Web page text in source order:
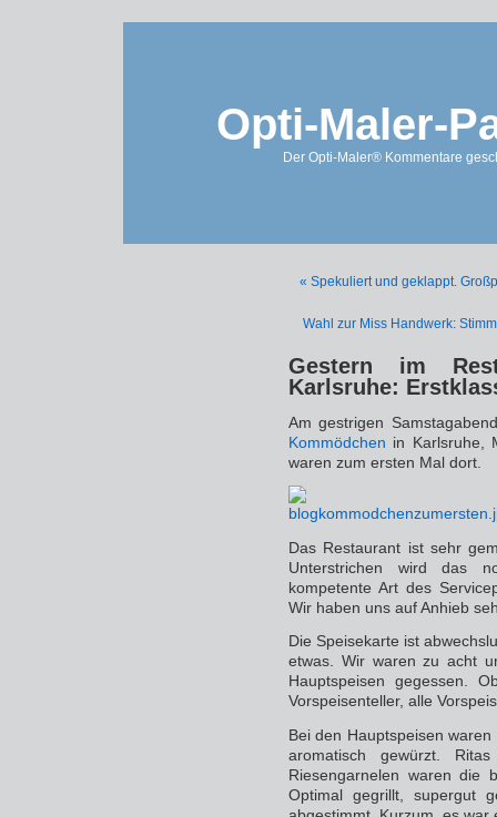
Opti-Maler-
Der Opti-Maler® Kommentare
« Spekuliert und geklappt.
Wahl zur Miss Handwerk:
Gestern im
Karlsruhe:
Am gestrigen
Kommödchen in Karlsruhe,
waren zum ersten Mal dort.
Das Restaurant ist sehr
Unterstrichen wird das
kompetente Art des
Wir haben uns auf Anhieb
Die Speisekarte ist
etwas. Wir waren zu acht
Hauptspeisen gegessen.
Vorspeisenteller, alle
Bei den Hauptspeisen
aromatisch gewürzt.
Riesengarnelen waren die
Optimal gegrillt, supergut